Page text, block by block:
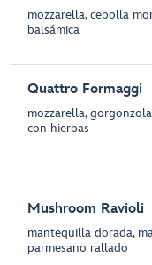
mozzarella, cebolla
balsámica
Quattro Formaggi
mozzarella,
con hierbas
Mushroom Ravioli
mantequilla dorada,
parmesano rallado